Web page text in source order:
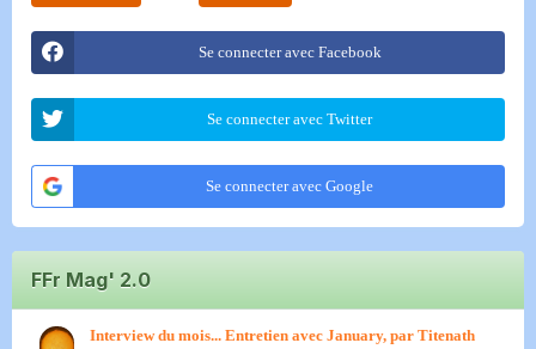
Se connecter avec Facebook
Se connecter avec Twitter
Se connecter avec Google
FFr Mag' 2.0
Interview du mois... Entretien avec January, par Titenath